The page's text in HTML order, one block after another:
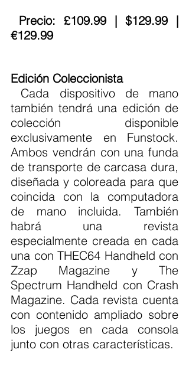
€129.99
Edición Coleccionista
también tendrá una edición de
colección disponible
exclusivamente en Funstock.
Ambos vendrán con una funda
de transporte de carcasa dura,
diseñada y coloreada para que
coincida con la computadora
de mano incluida. También
habrá una revista
especialmente creada en cada
una con THEC64 Handheld con
Zzap Magazine y The
Spectrum Handheld con Crash
Magazine. Cada revista cuenta
con contenido ampliado sobre
los juegos en cada consola
junto con otras características.